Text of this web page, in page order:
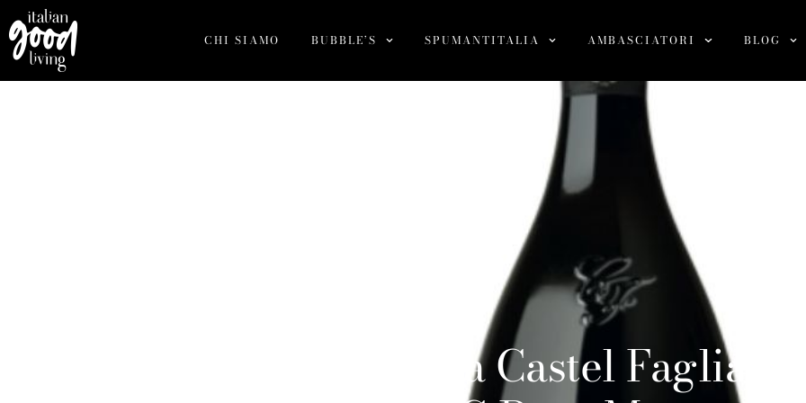
CHI SIAMO BUBBLE’S SPUMANTITALIA AMBASCIATORI BLOG
Azienda Agricola Castel Faglia